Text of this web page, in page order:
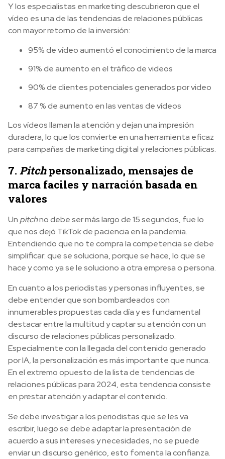
Y los especialistas en marketing descubrieron que el
vídeo es una de las tendencias de relaciones públicas
con mayor retorno de la inversión:
95% de vídeo aumentó el conocimiento de la marca
91% de aumento en el tráfico de videos
90% de clientes potenciales generados por video
87 % de aumento en las ventas de vídeos
Los vídeos llaman la atención y dejan una impresión
duradera, lo que los convierte en una herramienta eficaz
para campañas de marketing digital y relaciones públicas.
7. Pitchpersonalizado, mensajes de
marca faciles y narración basada en
valores
Un pitchno debe ser más largo de 15 segundos, fue lo
que nos dejó TikTok de paciencia en la pandemia.
Entendiendo que no te compra la competencia se debe
simplificar: que se soluciona, porque se hace, lo que se
hace y como ya se le soluciono a otra empresa o persona.
En cuanto a los periodistas y personas influyentes, se
debe entender que son bombardeados con
innumerables propuestas cada día y es fundamental
destacar entre la multitud y captar su atención con un
discurso de relaciones públicas personalizado.
Especialmente con la llegada del contenido generado
por IA, la personalización es más importante que nunca.
En el extremo opuesto de la lista de tendencias de
relaciones públicas para 2024, esta tendencia consiste
en prestar atención y adaptar el contenido.
Se debe investigar a los periodistas que se les va
escribir, luego se debe adaptar la presentación de
acuerdo a sus intereses y necesidades, no se puede
enviar un discurso genérico, esto fomenta la confianza.